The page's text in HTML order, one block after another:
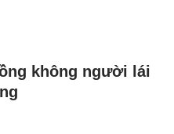
không người lái